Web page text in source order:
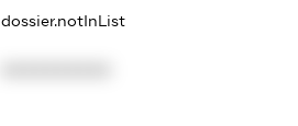
dossier.notInList